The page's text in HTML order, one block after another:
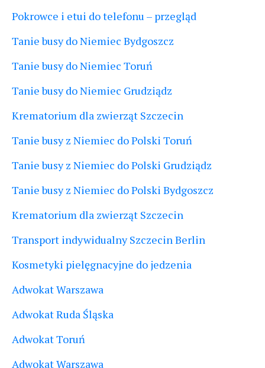
Pokrowce i etui do telefonu – przegląd
Tanie busy do Niemiec Bydgoszcz
Tanie busy do Niemiec Toruń
Tanie busy do Niemiec Grudziądz
Krematorium dla zwierząt Szczecin
Tanie busy z Niemiec do Polski Toruń
Tanie busy z Niemiec do Polski Grudziądz
Tanie busy z Niemiec do Polski Bydgoszcz
Krematorium dla zwierząt Szczecin
Transport indywidualny Szczecin Berlin
Kosmetyki pielęgnacyjne do jedzenia
Adwokat Warszawa
Adwokat Ruda Śląska
Adwokat Toruń
Adwokat Warszawa